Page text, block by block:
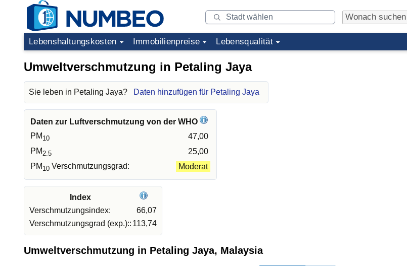
Lebenshaltungskosten Immobilienpreise Lebensqualität
Umweltverschmutzung in Petaling Jaya
Sie leben in Petaling Jaya? Daten hinzufügen für Petaling Jaya
Daten zur Luftverschmutzung von der WHO
PM 10
47,00
PM2.5
25,00
PM 10 Verschmutzungsgrad: Moderat
Index
Verschmutzungsindex:
66,07
Verschmutzungsgrad (exp.):: 113,74
Umweltverschmutzung in Petaling Jaya, Malaysia